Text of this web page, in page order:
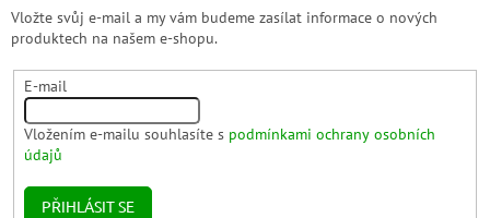
Vložte svůj e-mail a my vám budeme zasílat informace o nových
produktech na našem e-shopu.
E-mail
Vložením e-mailu souhlasíte s podmínkami ochrany osobních
údajů
PŘIHLÁSIT SE